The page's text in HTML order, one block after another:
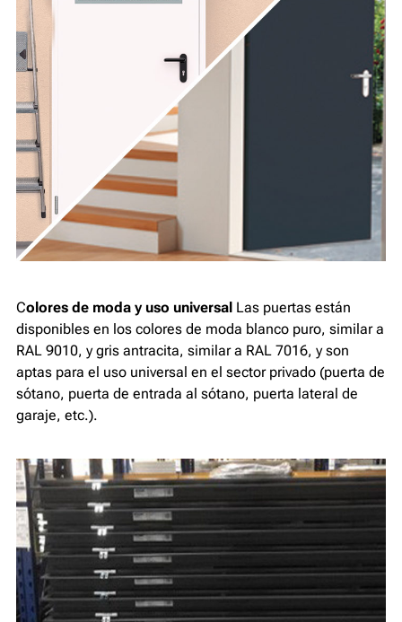
Colores de moda y uso universal Las puertas están
disponibles en los colores de moda blanco puro, similar a
RAL 9010, y gris antracita, similar a RAL 7016, y son
aptas para el uso universal en el sector privado (puerta de
sótano, puerta de entrada al sótano, puerta lateral de
garaje, etc.).